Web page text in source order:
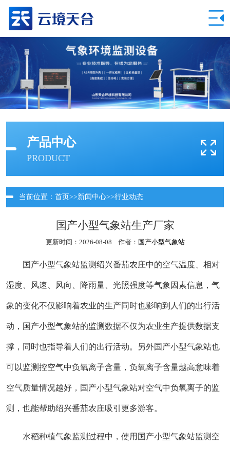
产品中心
PRODUCT
当前位置： 首页>>新闻中心>>行业动态
国产小型气象站生产厂家
更新时间：2026-08-08 作者： 国产小型气象站
国产小型气象站监测绍兴番茄农庄中的空气温度、相对
湿度、风速、风向、降雨量、光照强度等气象因素信息，气
象的变化不仅影响着农业的生产同时也影响到人们的出行活
动，国产小型气象站的监测数据不仅为农业生产提供数据支
撑，同时也指导着人们的出行活动。另外国产小型气象站也
可以监测控空气中负氧离子含量，负氧离子含量越高意味着
空气质量情况越好，国产小型气象站对空气中负氧离子的监
测，也能帮助绍兴番茄农庄吸引更多游客。
水稻种植气象监测过程中，使用国产小型气象站监测空